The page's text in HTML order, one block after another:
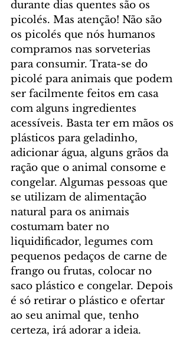
durante dias quentes são os
picolés. Mas atenção! Não são
os picolés que nós humanos
compramos nas sorveterias
para consumir. Trata-se do
picolé para animais que podem
ser facilmente feitos em casa
com alguns ingredientes
acessíveis. Basta ter em mãos os
plásticos para geladinho,
adicionar água, alguns grãos da
ração que o animal consome e
congelar. Algumas pessoas que
se utilizam de alimentação
natural para os animais
costumam bater no
liquidificador, legumes com
pequenos pedaços de carne de
frango ou frutas, colocar no
saco plástico e congelar. Depois
é só retirar o plástico e ofertar
ao seu animal que, tenho
certeza, irá adorar a ideia.